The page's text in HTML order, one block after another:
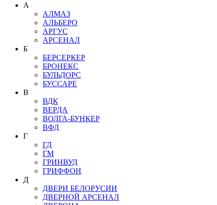
А
АЛМАЗ
АЛЬБЕРО
АРГУС
АРСЕНАЛ
Б
БЕРСЕРКЕР
БРОНЕКС
БУЛЬДОРС
БУССАРЕ
В
ВДК
ВЕРДА
ВОЛГА-БУНКЕР
ВФД
Г
ГД
ГМ
ГРИНВУД
ГРИФФОН
Д
ДВЕРИ БЕЛОРУСИИ
ДВЕРНОЙ АРСЕНАЛ